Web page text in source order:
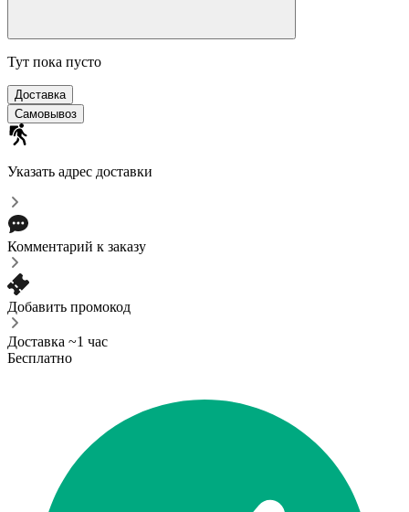
Тут пока пусто
Доставка
Самовывоз
Указать адрес доставки
Комментарий к заказу
Добавить промокод
Доставка ~1 час
Бесплатно